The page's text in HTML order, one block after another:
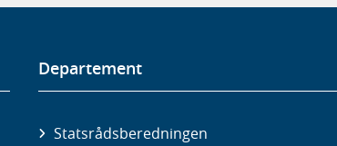
Departement
Statsrådsberedningen